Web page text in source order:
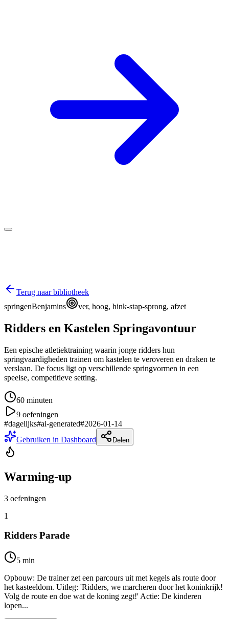
Terug naar bibliotheek
springenBenjamins ver, hoog, hink-stap-sprong, afzet
Ridders en Kastelen Springavontuur
Een epische atletiektraining waarin jonge ridders hun
springvaardigheden trainen om kastelen te veroveren en draken te
verslaan. De focus ligt op verschillende springvormen in een
speelse, competitieve setting.
60 minuten
9 oefeningen
#dagelijks#ai-generated#2026-01-14
Gebruiken in Dashboard
Delen
Warming-up
3 oefeningen
1
Ridders Parade
5 min
Opbouw: De trainer zet een parcours uit met kegels als route door
het kasteeldom. Uitleg: 'Ridders, we marcheren door het koninkrijk!
Volg de route en doe wat de koning zegt!' Actie: De kinderen
lopen...